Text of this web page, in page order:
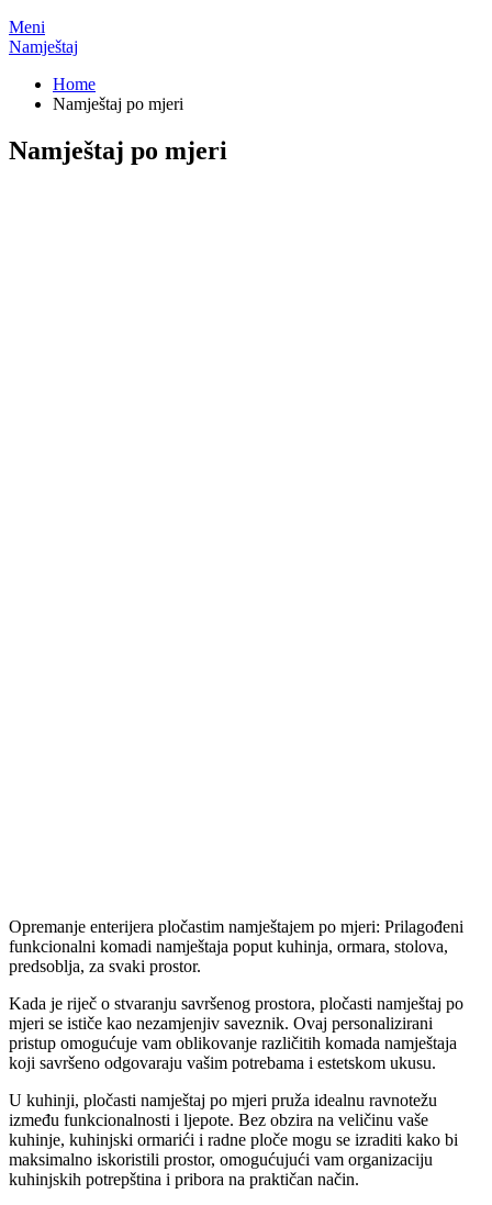
Meni
Namještaj
Home
Namještaj po mjeri
Namještaj po mjeri
Opremanje enterijera pločastim namještajem po mjeri: Prilagođeni
funkcionalni komadi namještaja poput kuhinja, ormara, stolova,
predsoblja, za svaki prostor.
Kada je riječ o stvaranju savršenog prostora, pločasti namještaj po
mjeri se ističe kao nezamjenjiv saveznik. Ovaj personalizirani
pristup omogućuje vam oblikovanje različitih komada namještaja
koji savršeno odgovaraju vašim potrebama i estetskom ukusu.
U kuhinji, pločasti namještaj po mjeri pruža idealnu ravnotežu
između funkcionalnosti i ljepote. Bez obzira na veličinu vaše
kuhinje, kuhinjski ormarići i radne ploče mogu se izraditi kako bi
maksimalno iskoristili prostor, omogućujući vam organizaciju
kuhinjskih potrepština i pribora na praktičan način.